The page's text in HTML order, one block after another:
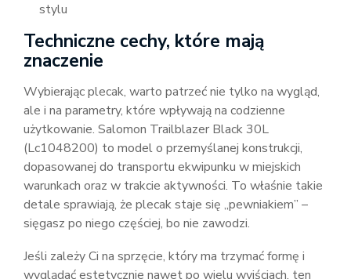
stylu
Techniczne cechy, które mają
znaczenie
Wybierając plecak, warto patrzeć nie tylko na wygląd,
ale i na parametry, które wpływają na codzienne
użytkowanie. Salomon Trailblazer Black 30L
(Lc1048200) to model o przemyślanej konstrukcji,
dopasowanej do transportu ekwipunku w miejskich
warunkach oraz w trakcie aktywności. To właśnie takie
detale sprawiają, że plecak staje się „pewniakiem” –
sięgasz po niego częściej, bo nie zawodzi.
Jeśli zależy Ci na sprzęcie, który ma trzymać formę i
wyglądać estetycznie nawet po wielu wyjściach, ten